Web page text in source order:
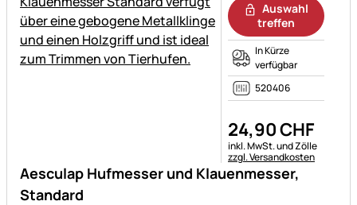
Aesculap Hufmesser und Klauenmesser,
Standard
Auswahl
treffen
In Kürze
verfügbar
520406
24,90CHF
Steuerhinweis:
inkl. MwSt. und Zölle
zzgl. Versandkosten